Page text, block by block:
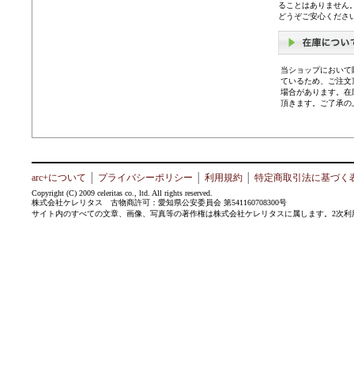
ることはありません
どうぞご安心くださ
当ショップにおい
ているため、ご注
場合があります。
頂きます。ご了承
arc+について プライバシーポリシー 利用規約 特定商取引法に基づく
Copyright (C) 2009 celeritas co., ltd. All rights reserved.
株式会社ケレリタス 古物商許可：愛知県公安委員会 第541160708300号
サイト内のすべての文章、画像、写真等の著作権は株式会社ケレリタスに属します。2次